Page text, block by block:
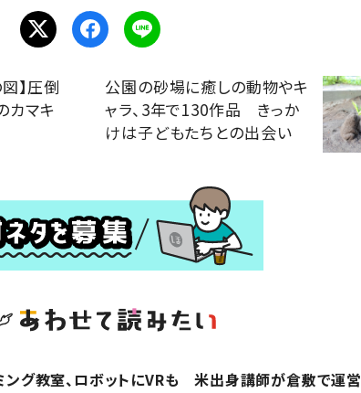
】圧倒
カマキ
公園の砂場に癒しの動物やキ
ャラ、3年で130作品 きっか
けは子どもたちとの出会い
ング教室、ロボットにVRも 米出身講師が倉敷で運営